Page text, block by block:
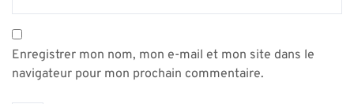
Enregistrer mon nom, mon e-mail et mon site dans le
navigateur pour mon prochain commentaire.